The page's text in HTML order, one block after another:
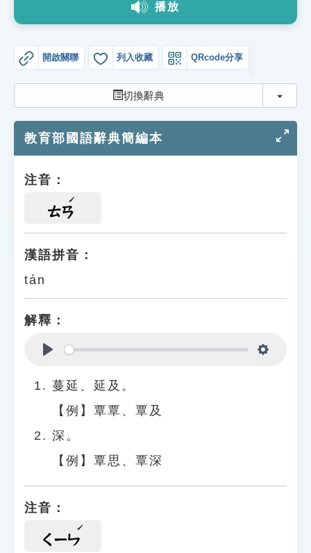
教學應用
貓頭鷹博士
播放
開啟關聯 列入收藏 QRcode分享
切換辭典 切換
教育部國語辭典簡編本
注音：
ㄊㄢ
漢語拼音：
tán
解釋：
蔓延、延及。
【例】覃覃、覃及
深。
【例】覃思、覃深
注音：
ㄑㄧㄣ